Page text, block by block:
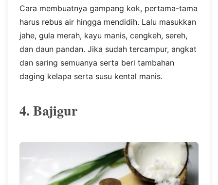
Cara membuatnya gampang kok, pertama-tama
harus rebus air hingga mendidih. Lalu masukkan
jahe, gula merah, kayu manis, cengkeh, sereh,
dan daun pandan. Jika sudah tercampur, angkat
dan saring semuanya serta beri tambahan
daging kelapa serta susu kental manis.
4. Bajigur